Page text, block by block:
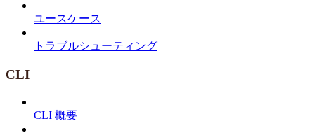
ユースケース
トラブルシューティング
CLI
CLI 概要